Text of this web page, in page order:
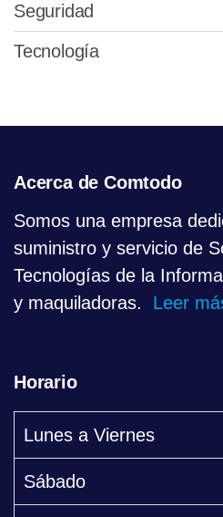
Seguridad
Tecnología
Acerca de Comtodo
Somos una empresa
suministro y servicio de
Tecnologías de la
y maquiladoras. Leer
Horario
Lunes a Viernes
Sábado